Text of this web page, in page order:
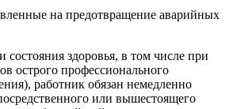
на предотвращение аварийных
здоровья, в том числе при
острого профессионального
работник обязан немедленно
или вышестоящего